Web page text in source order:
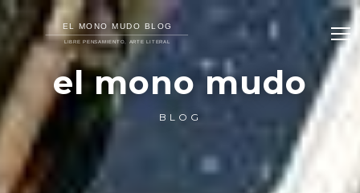
el mono mudo
BLOG